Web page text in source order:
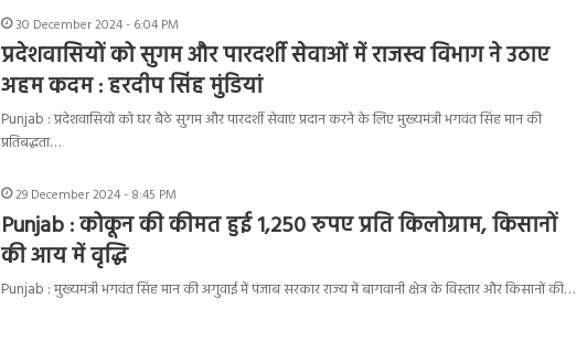
30 December 2024 - 6:04 PM
प्रदेशवासियों को सुगम और पारदर्शी सेवाओं में राजस्व विभाग ने उठाए
अहम कदम : हरदीप सिंह मुंडियां
Punjab : प्रदेशवासियों को घर बैठे सुगम और पारदर्शी सेवाएं प्रदान करने के लिए मुख्यमंत्री भगवंत सिंह मान की
प्रतिबद्धता…
29 December 2024 - 8:45 PM
Punjab : कोकून की कीमत हुई 1,250 रुपए प्रति किलोग्राम, किसानों
की आय में वृद्धि
Punjab : मुख्यमंत्री भगवंत सिंह मान की अगुवाई में पंजाब सरकार राज्य में बागवानी क्षेत्र के विस्तार और किसानों की…